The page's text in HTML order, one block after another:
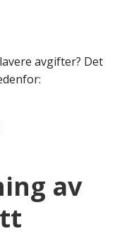
lavere avgifter? Det
av